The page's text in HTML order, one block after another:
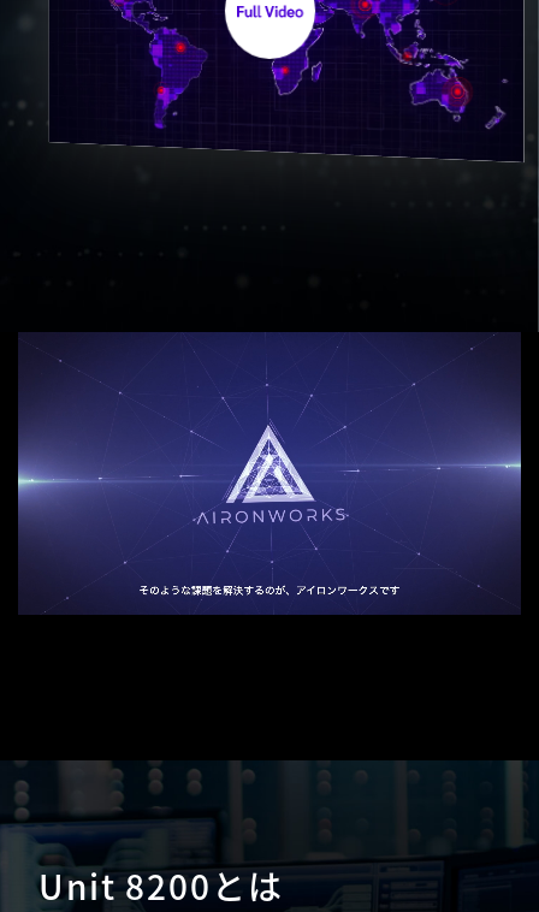
Unit 8200とは